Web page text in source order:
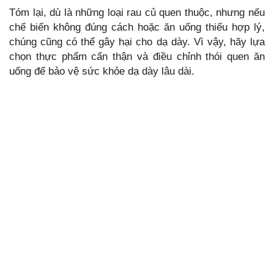
Tóm lại, dù là những loại rau củ quen thuộc, nhưng nếu
chế biến không đúng cách hoặc ăn uống thiếu hợp lý,
chúng cũng có thể gây hại cho dạ dày. Vì vậy, hãy lựa
chọn thực phẩm cẩn thận và điều chỉnh thói quen ăn
uống để bảo vệ sức khỏe dạ dày lâu dài.